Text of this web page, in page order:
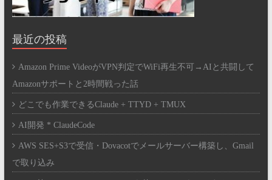
最近の投稿
Amazon Prime VideoがVPN判定でWiFi再生不可→AIと共闘して
Amazonサポートと2時間戦った話
どこでも作業できるClaude + TTYD + TMUX
AI開発 * ClaudeCode
AWS SES+S3で受信・Dovacotでメールサーバー構築し、Gmail
で取り込み